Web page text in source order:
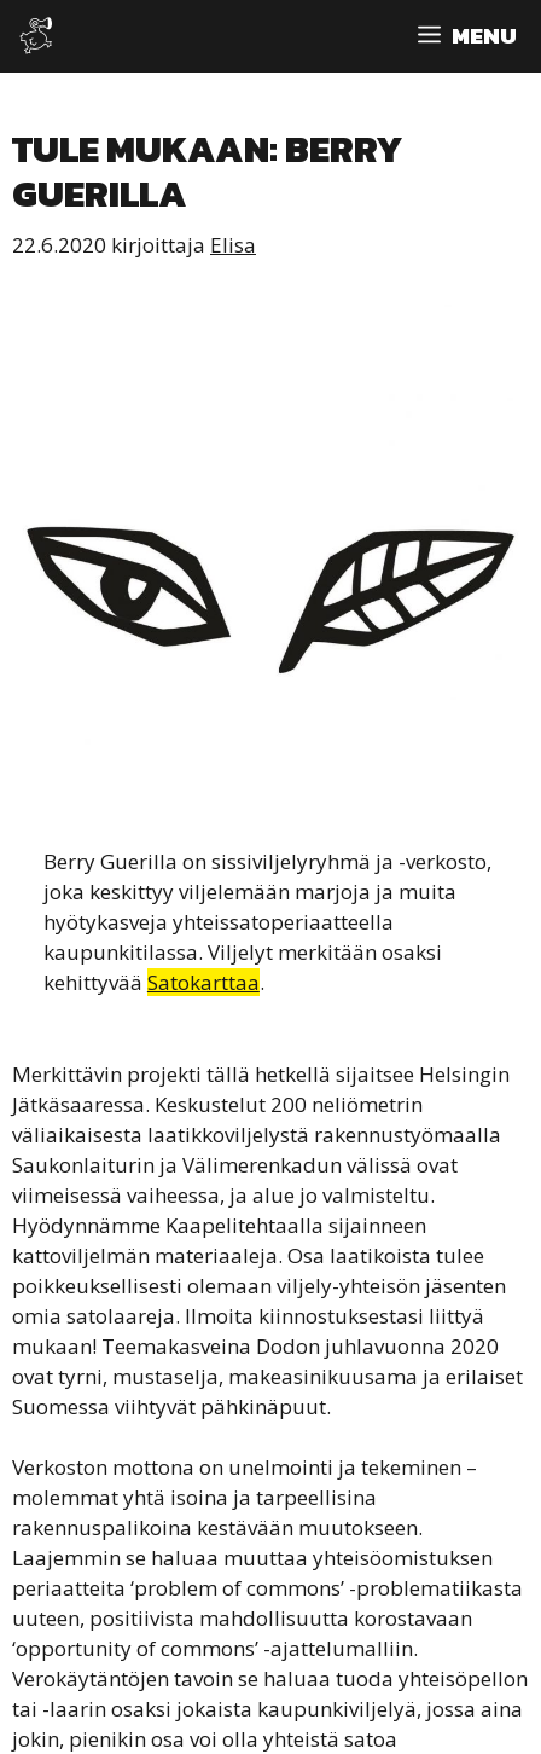
Siirry
sisältöön
MENU
TULE MUKAAN: BERRY
GUERILLA
22.6.2020 kirjoittaja Elisa
Berry Guerilla on sissiviljelyryhmä ja -verkosto,
joka keskittyy viljelemään marjoja ja muita
hyötykasveja yhteissatoperiaatteella
kaupunkitilassa. Viljelyt merkitään osaksi
kehittyvää Satokarttaa.
Merkittävin projekti tällä hetkellä sijaitsee Helsingin
Jätkäsaaressa. Keskustelut 200 neliömetrin
väliaikaisesta laatikkoviljelystä rakennustyömaalla
Saukonlaiturin ja Välimerenkadun välissä ovat
viimeisessä vaiheessa, ja alue jo valmisteltu.
Hyödynnämme Kaapelitehtaalla sijainneen
kattoviljelmän materiaaleja. Osa laatikoista tulee
poikkeuksellisesti olemaan viljely-yhteisön jäsenten
omia satolaareja. Ilmoita kiinnostuksestasi liittyä
mukaan! Teemakasveina Dodon juhlavuonna 2020
ovat tyrni, mustaselja, makeasinikuusama ja erilaiset
Suomessa viihtyvät pähkinäpuut.
Verkoston mottona on unelmointi ja tekeminen –
molemmat yhtä isoina ja tarpeellisina
rakennuspalikoina kestävään muutokseen.
Laajemmin se haluaa muuttaa yhteisöomistuksen
periaatteita ‘problem of commons’ -problematiikasta
uuteen, positiivista mahdollisuutta korostavaan
‘opportunity of commons’ -ajattelumalliin.
Verokäytäntöjen tavoin se haluaa tuoda yhteisöpellon
tai -laarin osaksi jokaista kaupunkiviljelyä, jossa aina
jokin, pienikin osa voi olla yhteistä satoa